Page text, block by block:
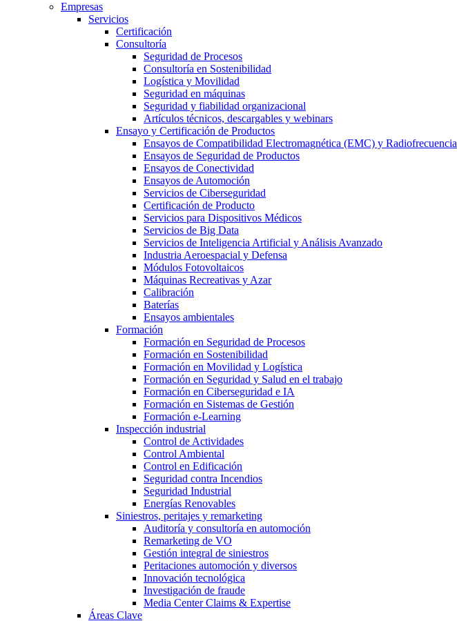
Empresas
Servicios
Certificación
Consultoría
Seguridad de Procesos
Consultoría en Sostenibilidad
Logística y Movilidad
Seguridad en máquinas
Seguridad y fiabilidad organizacional
Artículos técnicos, descargables y webinars
Ensayo y Certificación de Productos
Ensayos de Compatibilidad Electromagnética (EMC) y Radiofrecuencia
Ensayos de Seguridad de Productos
Ensayos de Conectividad
Ensayos de Automoción
Servicios de Ciberseguridad
Certificación de Producto
Servicios para Dispositivos Médicos
Servicios de Big Data
Servicios de Inteligencia Artificial y Análisis Avanzado
Industria Aeroespacial y Defensa
Módulos Fotovoltaicos
Máquinas Recreativas y Azar
Calibración
Baterías
Ensayos ambientales
Formación
Formación en Seguridad de Procesos
Formación en Sostenibilidad
Formación en Movilidad y Logística
Formación en Seguridad y Salud en el trabajo
Formación en Ciberseguridad e IA
Formación en Sistemas de Gestión
Formación e-Learning
Inspección industrial
Control de Actividades
Control Ambiental
Control en Edificación
Seguridad contra Incendios
Seguridad Industrial
Energías Renovables
Siniestros, peritajes y remarketing
Auditoría y consultoría en automoción
Remarketing de VO
Gestión integral de siniestros
Peritaciones automoción y diversos
Innovación tecnológica
Investigación de fraude
Media Center Claims & Expertise
Áreas Clave